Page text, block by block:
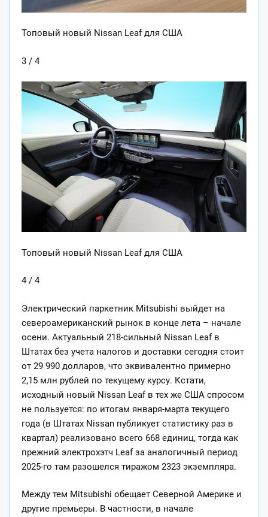
Топовый новый Nissan Leaf для США
3 / 4
Топовый новый Nissan Leaf для США
4 / 4
Электрический паркетник Mitsubishi выйдет на
североамериканский рынок в конце лета – начале
осени. Актуальный 218-сильный Nissan Leaf в
Штатах без учета налогов и доставки сегодня стоит
от 29 990 долларов, что эквивалентно примерно
2,15 млн рублей по текущему курсу. Кстати,
исходный новый Nissan Leaf в тех же США спросом
не пользуется: по итогам января-марта текущего
года (в Штатах Nissan публикует статистику раз в
квартал) реализовано всего 668 единиц, тогда как
прежний электрохэтч Leaf за аналогичный период
2025-го там разошелся тиражом 2323 экземпляра.
Между тем Mitsubishi обещает Северной Америке и
другие премьеры. В частности, в начале